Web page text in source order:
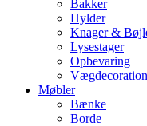
Bakker
Hylder
Knager &
Lysestager
Opbevaring
Vægdecoration
Møbler
Bænke
Borde